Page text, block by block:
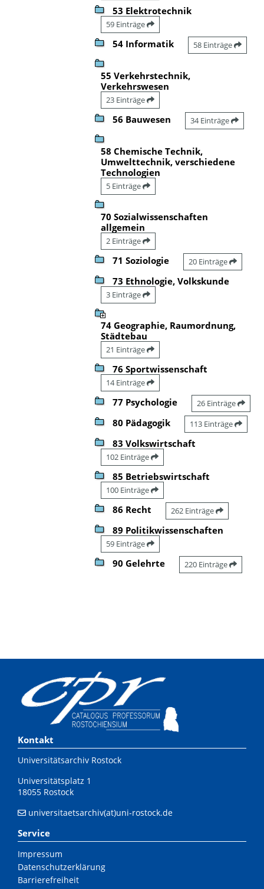
53 Elektrotechnik
59 Einträge
54 Informatik 58 Einträge
55 Verkehrstechnik,
Verkehrswesen
23 Einträge
56 Bauwesen 34 Einträge
58 Chemische Technik,
Umwelttechnik, verschiedene
Technologien
5 Einträge
70 Sozialwissenschaften
allgemein
2 Einträge
71 Soziologie 20 Einträge
73 Ethnologie, Volkskunde
3 Einträge
74 Geographie, Raumordnung,
Städtebau
21 Einträge
76 Sportwissenschaft
14 Einträge
77 Psychologie 26 Einträge
80 Pädagogik 113 Einträge
83 Volkswirtschaft
102 Einträge
85 Betriebswirtschaft
100 Einträge
86 Recht 262 Einträge
89 Politikwissenschaften
59 Einträge
90 Gelehrte 220 Einträge
Kontakt
Universitätsarchiv Rostock
Universitätsplatz 1
18055 Rostock
universitaetsarchiv(at)uni-rostock.de
Service
Impressum
Datenschutzerklärung
Barrierefreiheit